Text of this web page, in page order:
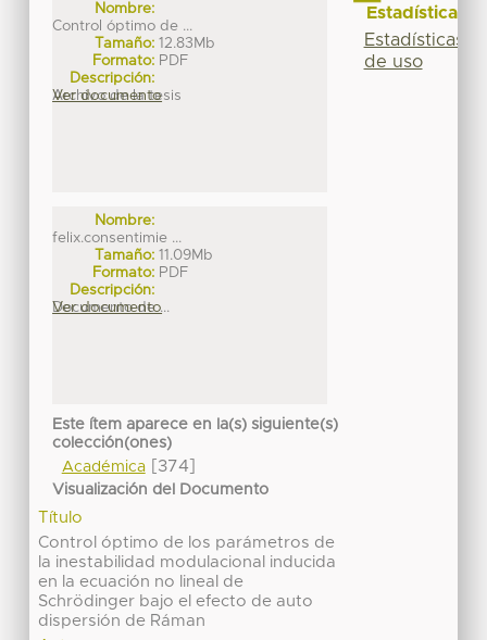
Nombre:
Control óptimo de ...
Tamaño: 12.83Mb
Formato: PDF
Descripción:
Archivo de la tesis
Ver documento
Nombre:
felix.consentimie ...
Tamaño: 11.09Mb
Formato: PDF
Descripción:
Documento de ...
Ver documento
Este ítem aparece en la(s) siguiente(s)
colección(ones)
Académica[374]
Visualización del Documento
Título
Control óptimo de los parámetros de
la inestabilidad modulacional inducida
en la ecuación no lineal de
Schrödinger bajo el efecto de auto
dispersión de Ráman
Estadísticas
Estadísticas
de uso